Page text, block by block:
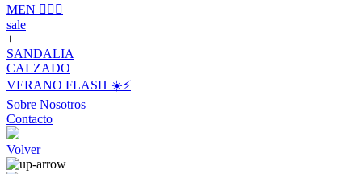
MEN 🙋🏽‍♂️
sale
+
SANDALIA
CALZADO
VERANO FLASH ☀️⚡️
Sobre Nosotros
Contacto
Volver